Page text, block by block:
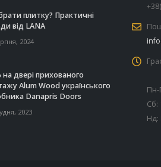
плитку? Практичні
від LANA
2024
на двері прихованого
Alum Wood українського
Danapris Doors
2023
Пн-
Сб:
Нд: